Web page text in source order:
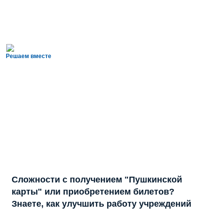
Решаем вместе
Сложности с получением "Пушкинской
карты" или приобретением билетов?
Знаете, как улучшить работу учреждений